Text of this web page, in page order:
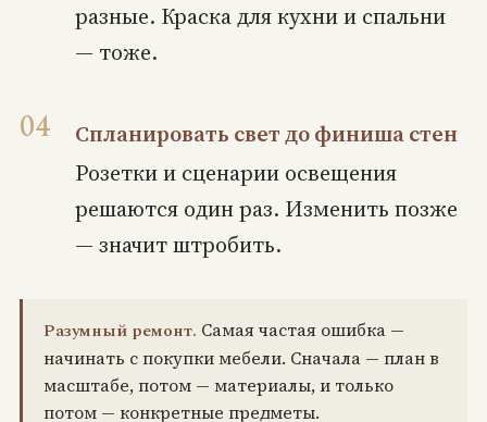
разные. Краска для кухни и спальни
— тоже.
Спланировать свет до финиша стен
Розетки и сценарии освещения
решаются один раз. Изменить позже
— значит штробить.
Разумный ремонт. Самая частая ошибка —
начинать с покупки мебели. Сначала — план в
масштабе, потом — материалы, и только
потом — конкретные предметы.